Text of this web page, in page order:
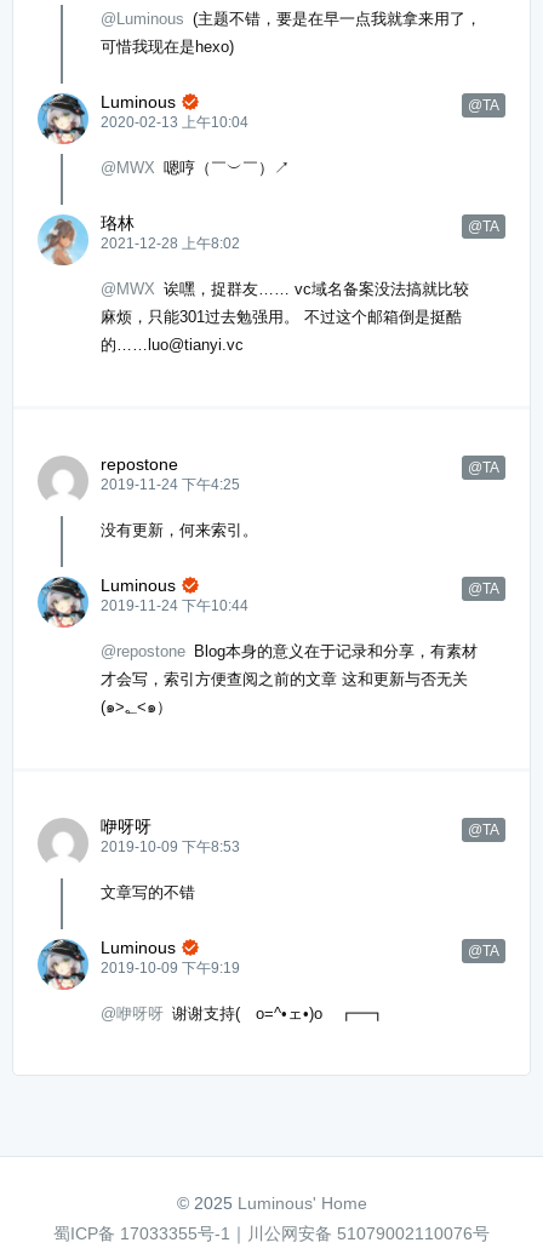
@Luminous (主题不错，要是在早一点我就拿来用了，
可惜我现在是hexo)
Luminous @TA

2020-02-13 上午10:04
@MWX 嗯哼（￣︶￣）↗
珞林
@TA
2021-12-28 上午8:02
@MWX 诶嘿，捉群友…… vc域名备案没法搞就比较
麻烦，只能301过去勉强用。 不过这个邮箱倒是挺酷
的……luo@tianyi.vc
repostone
@TA
2019-11-24 下午4:25
没有更新，何来索引。
Luminous @TA

2019-11-24 下午10:44
@repostone Blog本身的意义在于记录和分享，有素材
才会写，索引方便查阅之前的文章 这和更新与否无关
(๑>؂<๑）
咿呀呀
@TA
2019-10-09 下午8:53
文章写的不错
Luminous @TA

2019-10-09 下午9:19
@咿呀呀 谢谢支持( o=^•ェ•)o ┏━┓
© 2025 Luminous' Home
蜀ICP备 17033355号-1 ｜ 川公网安备 51079002110076号